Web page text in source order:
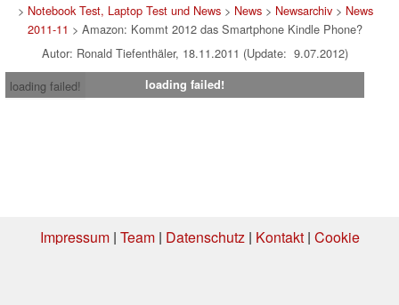
> Notebook Test, Laptop Test und News> News> Newsarchiv> News
2011-11 > Amazon: Kommt 2012 das Smartphone Kindle Phone?
Autor: Ronald Tiefenthäler, 18.11.2011 (Update: 9.07.2012)
loading failed!
loading failed!
Impressum| Team| Datenschutz| Kontakt| Cookie